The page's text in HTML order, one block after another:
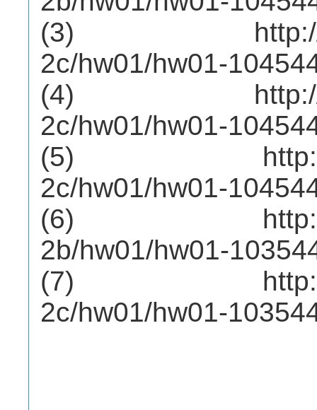
(3) http://
2c/hw01/hw01-
(4) http://
2c/hw01/hw01-
(5) http://
2c/hw01/hw01-
(6) http://
2b/hw01/hw01-
(7) http://
2c/hw01/hw01-